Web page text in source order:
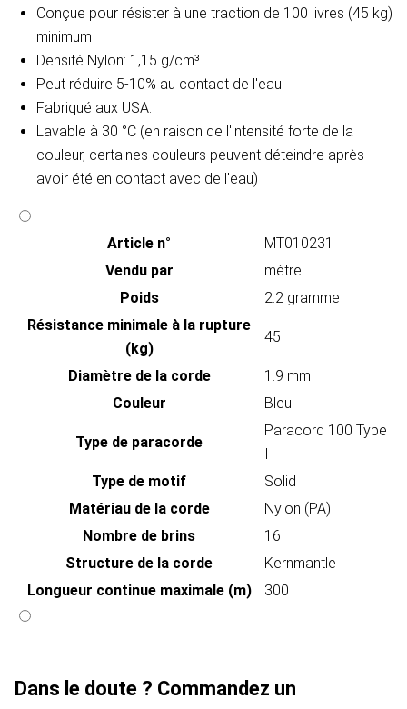
Conçue pour résister à une traction de 100 livres (45 kg)
minimum
Densité Nylon: 1,15 g/cm³
Peut réduire 5-10% au contact de l'eau​
Fabriqué aux USA.
Lavable à 30 °C (en raison de l'intensité forte de la
couleur, certaines couleurs peuvent déteindre après
avoir été en contact avec de l'eau)
Article n°
MT010231
Vendu par
mètre
Poids
2.2 gramme
Résistance minimale à la rupture
(kg)
45
Diamètre de la corde
1.9 mm
Couleur
Bleu
Type de paracorde
Paracord 100 Type
I
Type de motif
Solid
Matériau de la corde
Nylon (PA)
Nombre de brins
16
Structure de la corde
Kernmantle
Longueur continue maximale (m)
300
Dans le doute ? Commandez un